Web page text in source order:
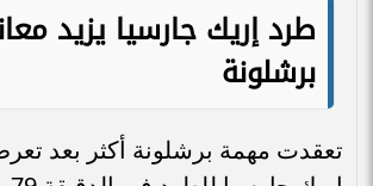
طرد إريك جارسيا يزيد
برشلونة
تعقدت مهمة برشلونة أكثر بعد